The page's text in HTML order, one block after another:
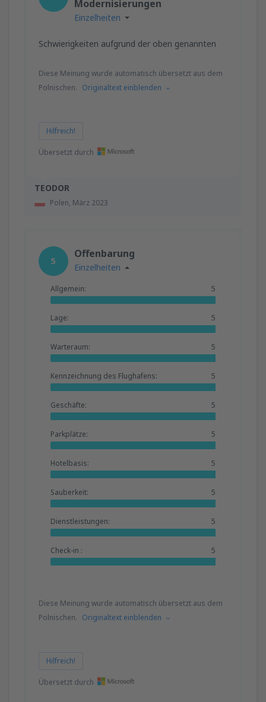
TEODOR
Polen, März 2023
Modernisierungen
Einzelheiten
Schwierigkeiten aufgrund der oben genannten
Diese Meinung wurde automatisch übersetzt aus dem
Polnischen. Originaltext einblenden
Hilfreich!
Übersetzt durch
5
Offenbarung
Einzelheiten
Allgemein: 5
Lage: 5
Warteraum: 5
Kennzeichnung des Flughafens: 5
Geschäfte: 5
Parkplätze: 5
Hotelbasis: 5
Sauberkeit: 5
Dienstleistungen: 5
Check-in : 5
Diese Meinung wurde automatisch übersetzt aus dem
Polnischen. Originaltext einblenden
Hilfreich!
Übersetzt durch